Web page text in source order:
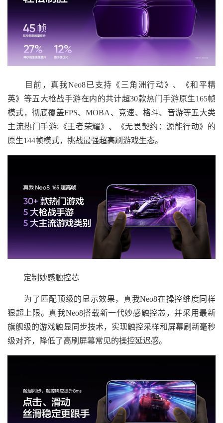
目前，真我Neo8已支持《三角洲行动》、《和平精
英》等五大枪战手游在内的共计超30款热门手游原生165帧
模式，彻底覆盖FPS、MOBA、竞速、格斗、音游等五大类
主流热门手游;《王者荣耀》、《无畏契约：源能行动》的
原生144帧模式，挑战最强超高刷游戏生态。
定制妙感触控芯
为了匹配顶级的显示效果，真我Neo8在操控维度同样
狠超上限。真我Neo8搭载新一代妙感触控芯，并采用最新
旗舰级的游戏触显同步技术，实现触控采样和屏幕刷新毫秒
级对齐，降低了高刷屏幕常见的操控延迟感。